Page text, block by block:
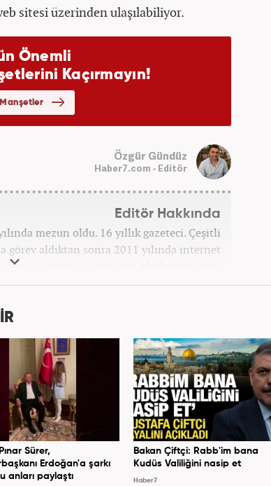
sitesi üzerinden ulaşılabiliyor.
Özgür Gündüz
Haber7.com - Editör
Editör Hakkında
mezun oldu. 16 yıllık gazeteci. Çeşitli
görev aldıktan sonra 2011 yılında internet
ve röportaja imza attı. Meslek hayatına
ekonomi editörü olarak devam etmektedir.
Sürer,
Erdoğan'a şarkı
anları paylaştı
Bakan Çiftçi: Rabb'im bana
Kudüs Valiliğini nasip et
Haber7